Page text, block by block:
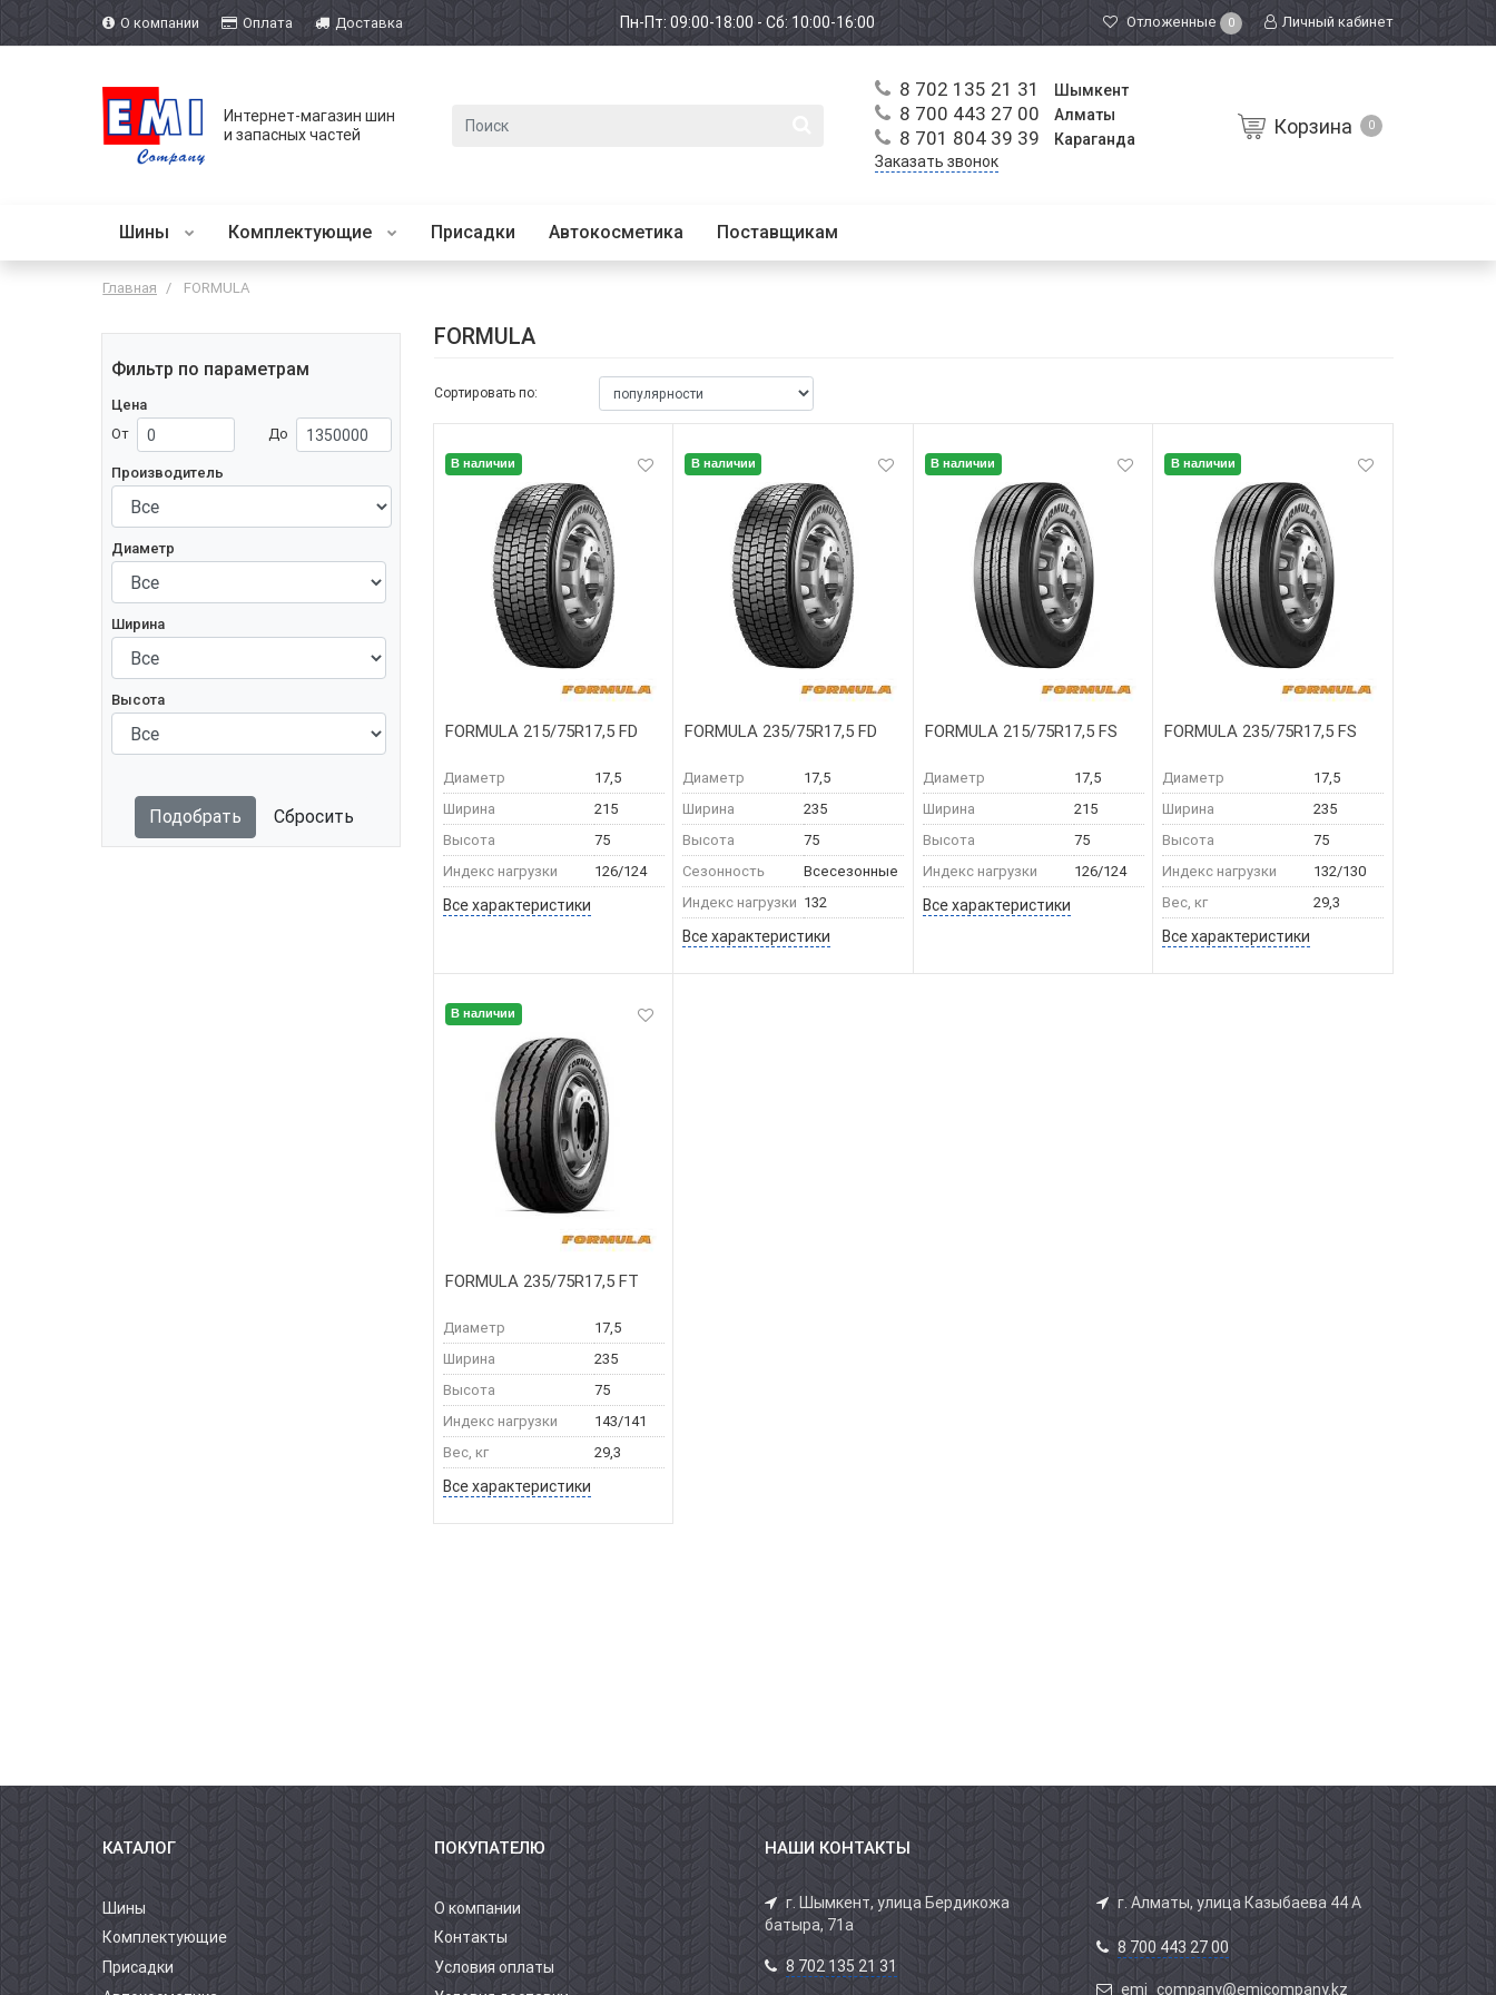
О компании Оплата Доставка Пн-Пт: 09:00-18:00 - Сб: 10:00-16:00 Отложенные 0 Личный кабинет
Интернет-магазин шин
и запасных частей
8 702 135 21 31 Шымкент
8 700 443 27 00 Алматы
8 701 804 39 39
Караганда
Заказать звонок
Корзина 0
Шины Комплектующие Присадки Автокосметика Поставщикам
Главная FORMULA
Фильтр по параметрам
Цена
От
До
Производитель
Диаметр
Ширина
Высота
Подобрать Сбросить
FORMULA
Сортировать по:
В наличии
FORMULA 215/75R17,5 FD
Диаметр
17,5
Ширина
215
Высота
75
Индекс нагрузки
126/124
Все характеристики
В наличии
FORMULA 235/75R17,5 FD
Диаметр
17,5
Ширина
235
Высота
75
Сезонность
Всесезонные
Индекс нагрузки 132
Все характеристики
В наличии
FORMULA 215/75R17,5 FS
Диаметр
17,5
Ширина
215
Высота
75
Индекс нагрузки
126/124
Все характеристики
В наличии
FORMULA 235/75R17,5 FS
Диаметр
17,5
Ширина
235
Высота
75
Индекс нагрузки
132/130
Вес, кг
29,3
Все характеристики
В наличии
FORMULA 235/75R17,5 FT
Диаметр
17,5
Ширина
235
Высота
75
Индекс нагрузки
143/141
Вес, кг
29,3
Все характеристики
КАТАЛОГ
Шины
Комплектующие
Присадки
ПОКУПАТЕЛЮ
О компании
Контакты
Условия оплаты
НАШИ КОНТАКТЫ
г. Шымкент, улица Бердикожа
батыра, 71а
8 702 135 21 31
г. Алматы, улица Казыбаева 44 А
8 700 443 27 00
emi_company@emicompany.kz